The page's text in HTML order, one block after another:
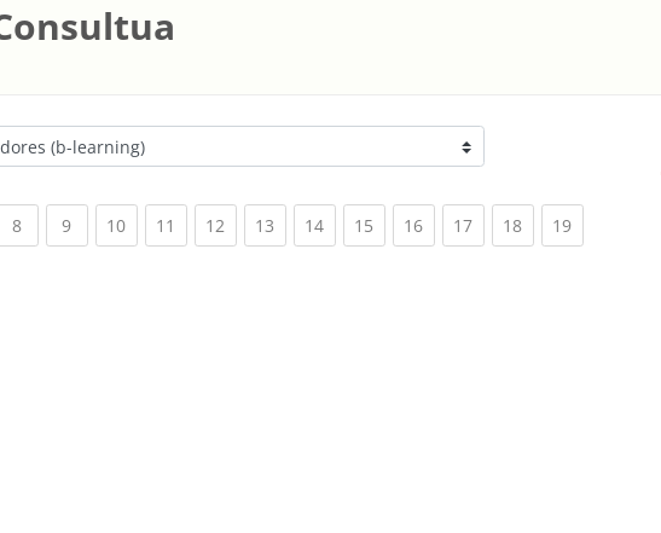
8(current)
9(current)
10(current)
11 (current)
12 (current)
13 (current)
14(current)
15 (current)
16(current)
17(current)
18(current)
19(current)